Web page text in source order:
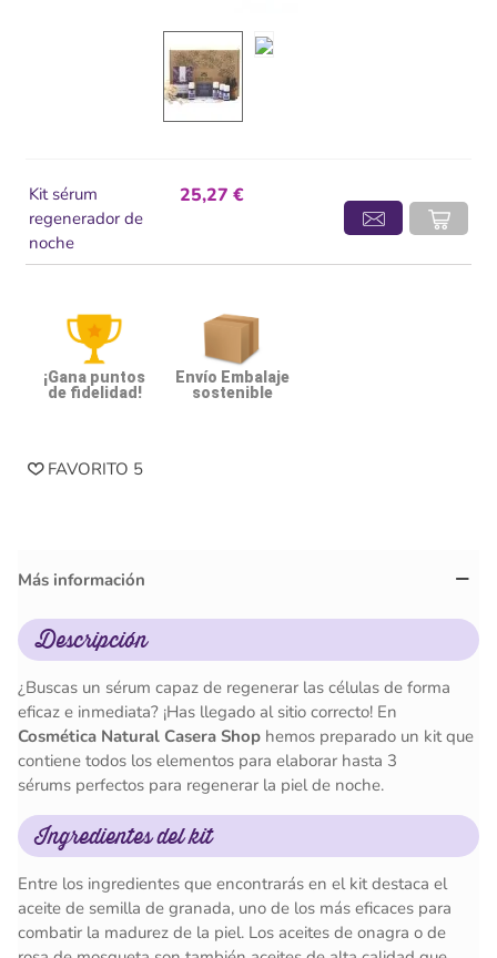
Kit sérum
regenerador de
noche
25,27 €
¡Gana puntos
de fidelidad!
Envío Embalaje
sostenible
FAVORITO 5
Más información
Descripción
¿Buscas un sérum capaz de regenerar las células de forma
eficaz e inmediata? ¡Has llegado al sitio correcto! En
Cosmética Natural Casera Shop hemos preparado un kit que
contiene todos los elementos para elaborar hasta 3
sérums perfectos para regenerar la piel de noche.
Ingredientes del kit
Entre los ingredientes que encontrarás en el kit destaca el
aceite de semilla de granada, uno de los más eficaces para
combatir la madurez de la piel. Los aceites de onagra o de